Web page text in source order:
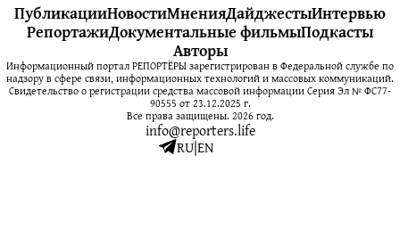
ПубликацииНовостиМненияДайджестыИнтервью
РепортажиДокументальные фильмыПодкасты
Авторы
Информационный портал РЕПОРТЁРЫ зарегистрирован в Федеральной службе по
надзору в сфере связи, информационных технологий и массовых коммуникаций.
Свидетельство о регистрации средства массовой информации Серия Эл № ФС77-
90555 от 23.12.2025 г.
Все права защищены. 2026 год.
info@reporters.life
RU|EN